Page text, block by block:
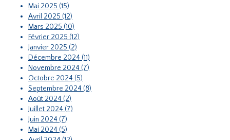
Mai 2025 (15)
Avril 2025 (12)
Mars 2025 (10)
Février 2025 (12)
Janvier 2025 (2)
Décembre 2024 (11)
Novembre 2024 (7)
Octobre 2024 (5)
Septembre 2024 (8)
Août 2024 (2)
Juillet 2024 (7)
Juin 2024 (7)
Mai 2024 (5)